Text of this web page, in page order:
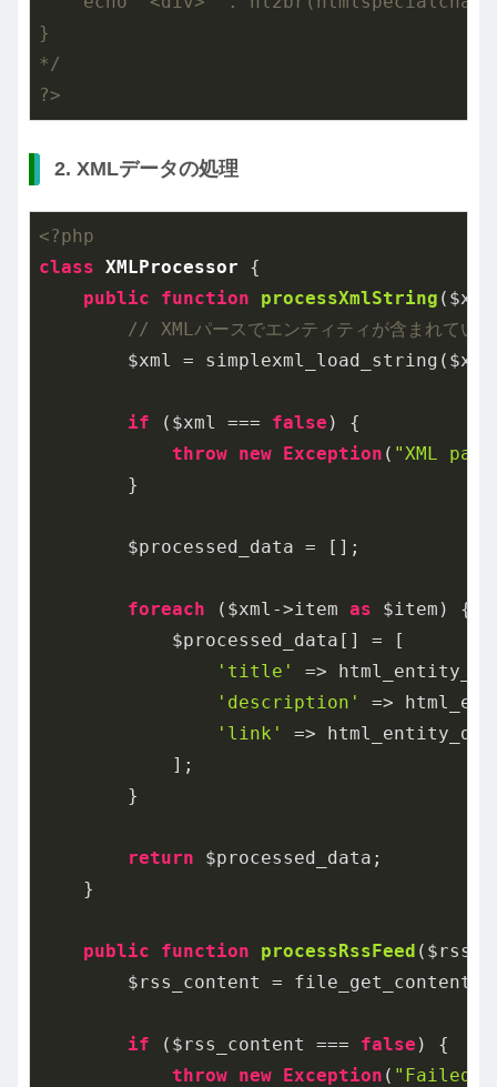
}
*/
?>
2. XMLデータの処理
<?php
class XMLProcessor
{
public
function processXmlString
// XMLパースでエンティティが含まれてい
$xml =
if ($xml === false ) {
throw new Exception ( "XML
        }
        $processed_data = [];
foreach ($xml->item as $item) {
            $processed_data[] = [
'title'
=>
'description'
=>
'link'
=>
            ];
        }
return $processed_data;
    }
public function processRssFeed
$rss_content =
if ($rss_content === false ) {
throw new Exception ( "Failed